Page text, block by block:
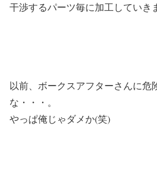
干渉するパーツ毎に加工していき
以前、ボークスアフターさんに危
な・・・。
やっぱ俺じゃダメか(笑)